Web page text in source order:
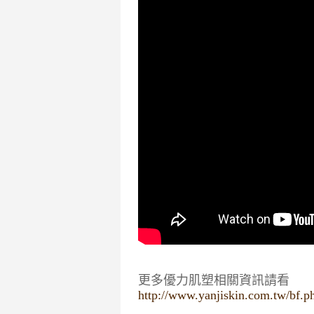
更多優力肌塑相關資訊請看
http://www.yanjiskin.com.tw/